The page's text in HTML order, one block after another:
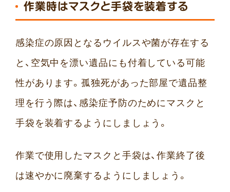
作業時はマスクと手袋を装着する
感染症の原因となるウイルスや菌が存在する
と、空気中を漂い遺品にも付着している可能
性があります。孤独死があった部屋で遺品整
理を行う際は、感染症予防のためにマスクと
手袋を装着するようにしましょう。
作業で使用したマスクと手袋は、作業終了後
は速やかに廃棄するようにしましょう。